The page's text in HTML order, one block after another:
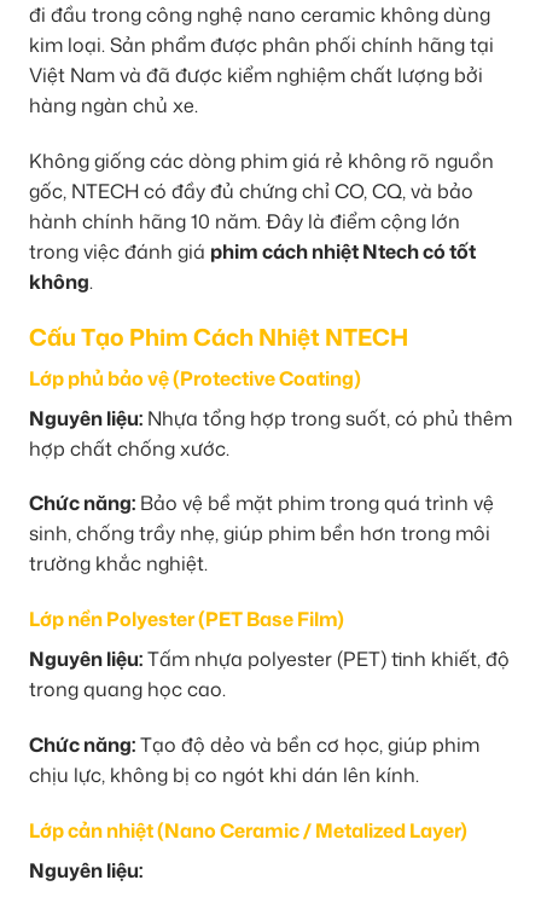
đi đầu trong công nghệ nano ceramic không dùng
kim loại. Sản phẩm được phân phối chính hãng tại
Việt Nam và đã được kiểm nghiệm chất lượng bởi
hàng ngàn chủ xe.
Không giống các dòng phim giá rẻ không rõ nguồn
gốc, NTECH có đầy đủ chứng chỉ CO, CQ, và bảo
hành chính hãng 10 năm. Đây là điểm cộng lớn
trong việc đánh giá phim cách nhiệt Ntech có tốt
không.
Cấu Tạo Phim Cách Nhiệt NTECH
Lớp phủ bảo vệ (Protective Coating)
Nguyên liệu: Nhựa tổng hợp trong suốt, có phủ thêm
hợp chất chống xước.
Chức năng: Bảo vệ bề mặt phim trong quá trình vệ
sinh, chống trầy nhẹ, giúp phim bền hơn trong môi
trường khắc nghiệt.
Lớp nền Polyester (PET Base Film)
Nguyên liệu:Tấm nhựa polyester (PET) tinh khiết, độ
trong quang học cao.
Chức năng:Tạo độ dẻo và bền cơ học, giúp phim
chịu lực, không bị co ngót khi dán lên kính.
Lớp cản nhiệt (Nano Ceramic / Metalized Layer)
Nguyên liệu: